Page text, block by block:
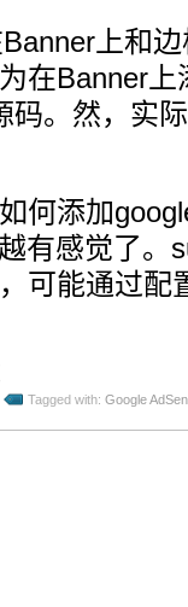
上和
在Banner
码。然，实
何添加
有感觉了。
可能通过配
Tagged with: Google